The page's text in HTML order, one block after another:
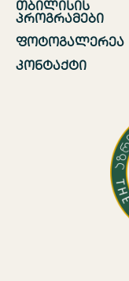
თბილისის
პროგრამები
ფოტოგალერეა
კონტაქტი